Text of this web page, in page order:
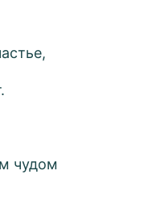
чудом